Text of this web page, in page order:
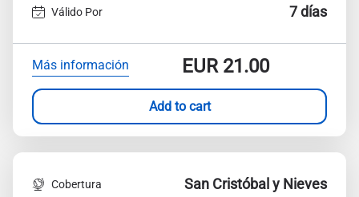
Válido Por 7 días
Más información EUR21.00
Add to cart
Cobertura San Cristóbal y Nieves